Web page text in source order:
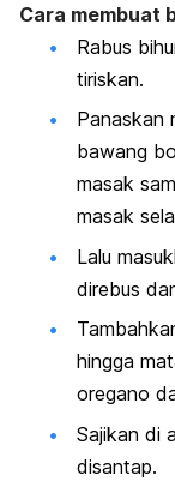
Cara membuat
Rabus
tiriskan.
Panaskan
bawang
masak
masak
Lalu
direbus
hingga
oregano
Sajikan di
disantap.